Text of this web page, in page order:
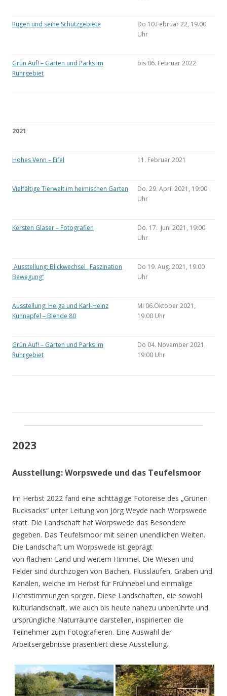
Rügen und seine Schutzgebiete
Do 10.Februar 22, 19.00
Uhr
Grün Auf! – Gärten und Parks im
Ruhrgebiet
bis 06. Februar 2022
2021
Hohes Venn – Eifel 11. Februar 2021
Vielfältige Tierwelt im heimischen Garten
Do. 29. April 2021, 19:00
Uhr
Kersten Glaser – Fotografien
Do. 17. Juni 2021, 19:00
Uhr
Ausstellung: Blickwechsel „Faszination
Bewegung“
Do 19. Aug. 2021, 19:00
Uhr
Ausstellung: Helga und Karl-Heinz
Kühnapfel – Blende 80
Mi 06.Oktober 2021,
19.00 Uhr
Grün Auf! – Gärten und Parks im
Ruhrgebiet
Do 04. November 2021,
19:00 Uhr
2023
Ausstellung: Worpswede und das Teufelsmoor
Im Herbst 2022 fand eine achttägige Fotoreise des „Grünen
Rucksacks“ unter Leitung von Jörg Weyde nach Worpswede
statt. Die Landschaft hat Worpswede das Besondere
gegeben. Das Teufelsmoor mit seinen unendlichen Weiten.
Die Landschaft um Worpswede ist geprägt
von flachem Land und weitem Himmel. Die Wiesen und
Felder sind durchzogen von Bächen, Flussläufen, Gräben und
Kanälen, welche im Herbst für Frühnebel und einmalige
Lichtstimmungen sorgen. Diese Landschaften, die sowohl
Kulturlandschaft, wie auch bis heute nahezu unberührte und
ursprüngliche Naturräume darstellen, inspirierten die
Teilnehmer zum Fotografieren. Eine Auswahl der
Arbeitsergebnisse präsentiert diese Ausstellung.